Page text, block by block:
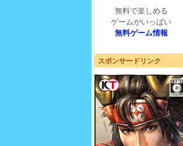
無料で楽しめる
ゲームがいっぱい
無料ゲーム情報
スポンサードリンク